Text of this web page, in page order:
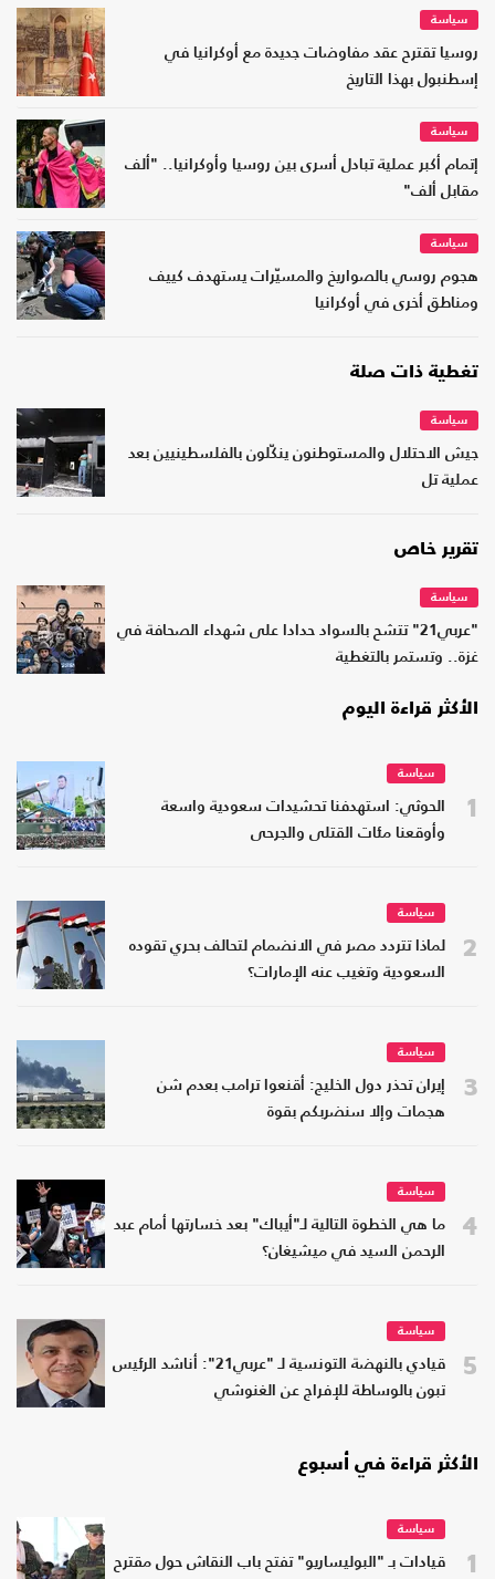
سياسة
روسيا تقترح عقد مفاوضات جديدة مع أوكرانيا في
إسطنبول بهذا التاريخ
سياسة
إتمام أكبر عملية تبادل أسرى بين روسيا وأوكرانيا.. "ألف
مقابل ألف"
سياسة
هجوم روسي بالصواريخ والمسيّرات يستهدف كييف
ومناطق أخرى في أوكرانيا
تغطية ذات صلة
سياسة
جيش الاحتلال والمستوطنون ينكّلون بالفلسطينيين بعد
عملية تل
تقرير خاص
سياسة
"عربي21" تتشح بالسواد حدادا على شهداء الصحافة في
غزة.. وتستمر بالتغطية
الأكثر قراءة اليوم
1
سياسة
الحوثي: استهدفنا تحشيدات سعودية واسعة
وأوقعنا مئات القتلى والجرحى
2
سياسة
لماذا تتردد مصر في الانضمام لتحالف بحري تقوده
السعودية وتغيب عنه الإمارات؟
3
سياسة
إيران تحذر دول الخليج: أقنعوا ترامب بعدم شن
هجمات وإلا سنضربكم بقوة
4
سياسة
ما هي الخطوة التالية لـ"أيباك" بعد خسارتها أمام عبد
الرحمن السيد في ميشيغان؟
5
سياسة
قيادي بالنهضة التونسية لـ "عربي21": أناشد الرئيس
تبون بالوساطة للإفراج عن الغنوشي
الأكثر قراءة في أسبوع
1
سياسة
قيادات بـ "البوليساريو" تفتح باب النقاش حول مقترح